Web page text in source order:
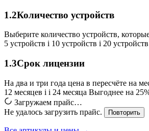
1.2Количество устройств
Выберите количество устройств,
5 устройств i 10 устройств i 20 устройств
1.3Срок лицензии
На два и три года цена в пересчёте на
12 месяцев i i 24 месяца Выгоднее на
Загружаем прайс…
Не удалось загрузить прайс.
Повторить